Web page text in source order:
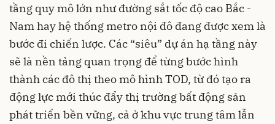
tầng quy mô lớn như đường sắt tốc độ cao Bắc -
Nam hay hệ thống metro nội đô đang được xem là
bước đi chiến lược. Các “siêu” dự án hạ tầng này
sẽ là nền tảng quan trọng để từng bước hình
thành các đô thị theo mô hình TOD, từ đó tạo ra
động lực mới thúc đẩy thị trường bất động sản
phát triển bền vững, cả ở khu vực trung tâm lẫn